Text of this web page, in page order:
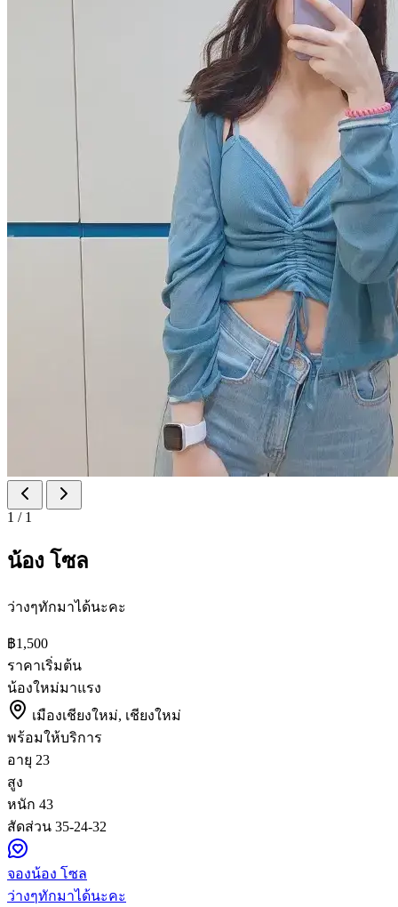
1 / 1
น้อง โซล
ว่างๆทักมาได้นะคะ
฿1,500
ราคาเริ่มต้น
น้องใหม่มาแรง
เมืองเชียงใหม่, เชียงใหม่
พร้อมให้บริการ
อายุ 23
สูง
หนัก 43
สัดส่วน 35-24-32
จองน้อง โซล
ว่างๆทักมาได้นะคะ